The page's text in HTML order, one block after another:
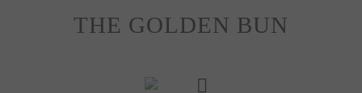
THE GOLDEN BUN